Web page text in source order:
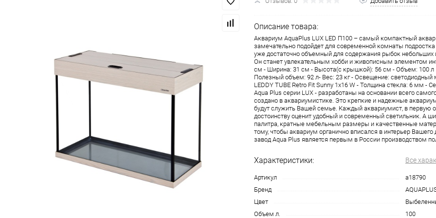
Описание товара:
Аквариум AquaPlus LUX LED П100 – самый компактный
замечательно подойдет для современной комнаты подростка
уже достаточно объемный для содержания рыбок небольших
Он станет увлекательным хобби и живописным элементом
см - Ширина: 31 см - Высота(с крышкой): 56 см - Объем: 100 л
Полезный объем: 92 л- Вес: 23 кг - Освещение: светодиодный
LEDDY TUBE Retro Fit Sunny 1х16 W - Толщина стекла: 6 мм -
Aqua Plus серии LUX - разработаны на основании всего
создано в аквариумистике. Это крепкие и надежные
будут служить Вашей семье. Каждый аквариумист, в первую
достоинству оценит удобный и современный светильник. А
палитра, кратные мебельным размеры и качественные
тому, чтобы аквариум органично вписался в интерьер
завод Aqua Plus является первым в России производством
Характеристики: Все
Артикул
a18790
Бренд
Цвет
Объем л.
100